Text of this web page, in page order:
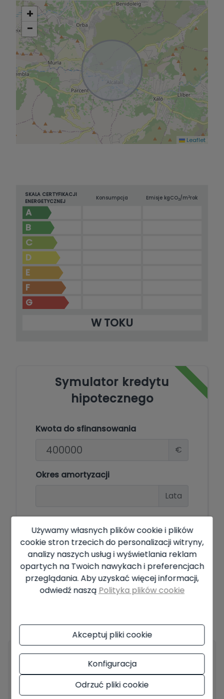
+
−
Leaflet
SKALA CERTYFIKACJI
ENERGETYCZNEJ
Konsumpcja Emisje kgCO2/m2rok
A
B
C
D
E
F
G
W TOKU
Symulator kredytu
hipotecznego
Kwota do sfinansowania
€
Okres amortyzacji
Lata
%
Oferta uzależniona od dostępności i ostatecznej decyzji
właściciela. Cena podana w ogłoszeniu nie zawiera podatków i
informacje na temat warunków publikowanych ofert.
Twoje pełne Imię i Nazwisko*
Używamy własnych plików cookie i plików
cookie stron trzecich do personalizacji witryny,
analizy naszych usług i wyświetlania reklam
opartych na Twoich nawykach i preferencjach
przeglądania. Aby uzyskać więcej informacji,
odwiedź naszą Polityka plików cookie
Akceptuj pliki cookie
Konfiguracja
Odrzuć pliki cookie